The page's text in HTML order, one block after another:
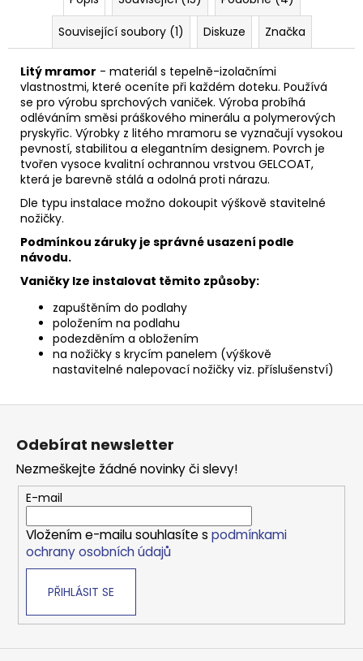
Související soubory (1)
Diskuze Značka
Litý mramor - materiál s tepelně-izolačními
vlastnostmi, které oceníte při každém doteku. Používá
se pro výrobu sprchových vaniček. Výroba probíhá
odléváním směsi práškového minerálu a polymerových
pryskyřic. Výrobky z litého mramoru se vyznačují vysokou
pevností, stabilitou a elegantním designem. Povrch je
tvořen vysoce kvalitní ochrannou vrstvou GELCOAT,
která je barevně stálá a odolná proti nárazu.
Dle typu instalace možno dokoupit výškově stavitelné
nožičky.
Podmínkou záruky je správné usazení podle
návodu.
Vaničky lze instalovat těmito způsoby:
zapuštěním do podlahy
položením na podlahu
podezděním a obložením
na nožičky s krycím panelem (výškově
nastavitelné nalepovací nožičky viz. příslušenství)
Odebírat newsletter
Nezmeškejte žádné novinky či slevy!
E-mail
Vložením e-mailu souhlasíte s podmínkami
ochrany osobních údajů
PŘIHLÁSIT SE